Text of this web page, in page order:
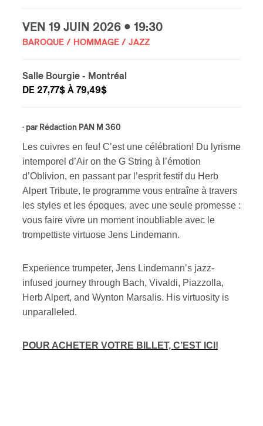
VEN 19 JUIN 2026 • 19:30
BAROQUE / HOMMAGE / JAZZ
Salle Bourgie - Montréal
DE 27,77$ À 79,49$
· par Rédaction PAN M 360
Les cuivres en feu! C’est une célébration! Du lyrisme
intemporel d’Air on the G String à l’émotion
d’Oblivion, en passant par l’esprit festif du Herb
Alpert Tribute, le programme vous entraîne à travers
les styles et les époques, avec une seule promesse :
vous faire vivre un moment inoubliable avec le
trompettiste virtuose Jens Lindemann.
Experience trumpeter, Jens Lindemann’s jazz-
infused journey through Bach, Vivaldi, Piazzolla,
Herb Alpert, and Wynton Marsalis. His virtuosity is
unparalleled.
POUR ACHETER VOTRE BILLET, C’EST ICI!